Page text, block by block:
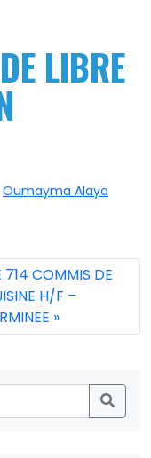
LIBRE
Oumayma Alaya
714 COMMIS DE
H/F –